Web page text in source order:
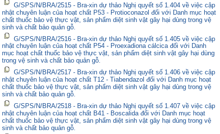
G/SPS/N/BRA/2515 - Bra-xin dự thảo Nghị quyết số 1.404 về việc cập
nhật chuyên luận của hoạt chất P53 - Protioconazol đối với Danh mục hoạt
chất thuốc bảo vệ thực vật, sản phẩm diệt sinh vật gây hại dùng trong vệ
sinh và chất bảo quản gỗ.
G/SPS/N/BRA/2516 - Bra-xin dự thảo Nghị quyết số 1.405 về việc cập
nhật chuyên luận của hoạt chất P54 - Proexadiona cálcica đối với Danh
mục hoạt chất thuốc bảo vệ thực vật, sản phẩm diệt sinh vật gây hại dùng
trong vệ sinh và chất bảo quản gỗ.
G/SPS/N/BRA/2517 - Bra-xin dự thảo Nghị quyết số 1.406 về việc cập
nhật chuyên luận của hoạt chất T12 - Tiabendazol đối với Danh mục hoạt
chất thuốc bảo vệ thực vật, sản phẩm diệt sinh vật gây hại dùng trong vệ
sinh và chất bảo quản gỗ.
G/SPS/N/BRA/2518 - Bra-xin dự thảo Nghị quyết số 1.407 về việc cập
nhật chuyên luận của hoạt chất B41 - Boscalida đối với Danh mục hoạt
chất thuốc bảo vệ thực vật, sản phẩm diệt sinh vật gây hại dùng trong vệ
sinh và chất bảo quản gỗ.